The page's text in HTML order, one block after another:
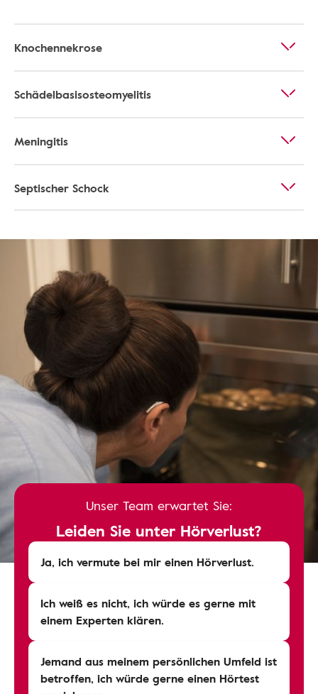
Knochennekrose
Schädelbasisosteomyelitis
Meningitis
Septischer Schock
Unser Team erwartet Sie:
Leiden Sie unter Hörverlust?
Ja, ich vermute bei mir einen Hörverlust.
Ich weiß es nicht, ich würde es gerne mit
einem Experten klären.
Jemand aus meinem persönlichen Umfeld ist
betroffen, ich würde gerne einen Hörtest